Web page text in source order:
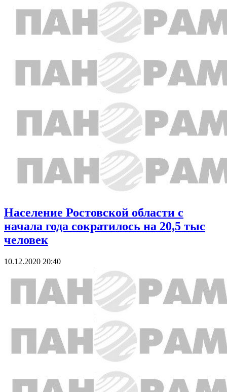
Население Ростовской области с
начала года сократилось на 20,5 тыс
человек
10.12.2020 20:40